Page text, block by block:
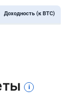
Доходность (к BTC)
i